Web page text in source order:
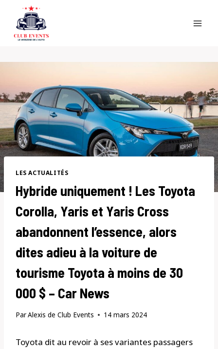
content
LES ACTUALITÉS
Hybride uniquement ! Les Toyota
Corolla, Yaris et Yaris Cross
abandonnent l’essence, alors
dites adieu à la voiture de
tourisme Toyota à moins de 30
000 $ – Car News
ParAlexis de Club Events 14 mars 2024
Toyota dit au revoir à ses variantes passagers